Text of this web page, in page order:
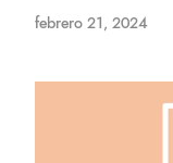
febrero 21, 2024